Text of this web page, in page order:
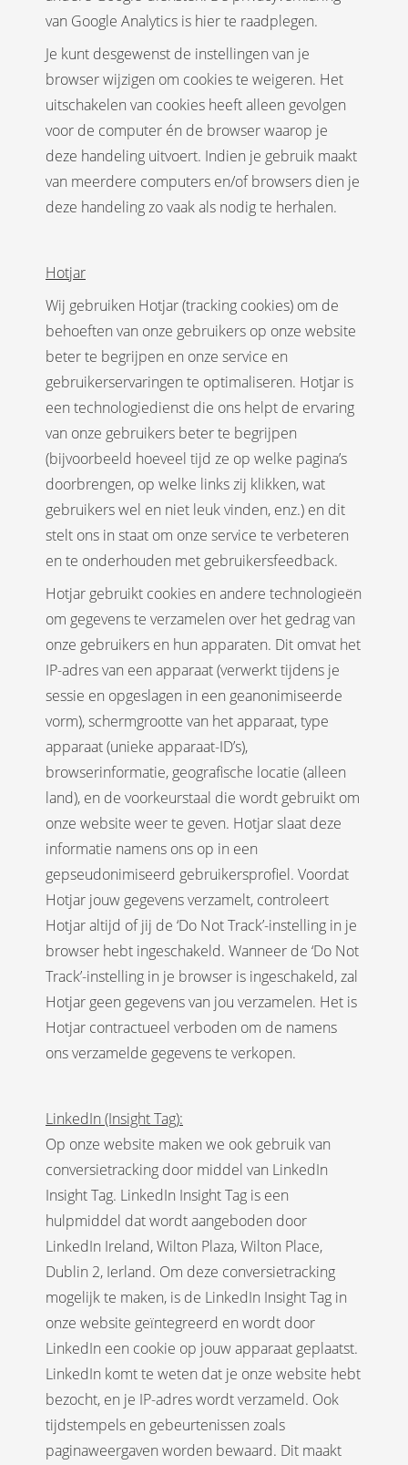
van Google Analytics is hier te raadplegen.
Je kunt desgewenst de instellingen van je
browser wijzigen om cookies te weigeren. Het
uitschakelen van cookies heeft alleen gevolgen
voor de computer én de browser waarop je
deze handeling uitvoert. Indien je gebruik maakt
van meerdere computers en/of browsers dien je
deze handeling zo vaak als nodig te herhalen.
Hotjar
Wij gebruiken Hotjar (tracking cookies) om de
behoeften van onze gebruikers op onze website
beter te begrijpen en onze service en
gebruikerservaringen te optimaliseren. Hotjar is
een technologiedienst die ons helpt de ervaring
van onze gebruikers beter te begrijpen
(bijvoorbeeld hoeveel tijd ze op welke pagina’s
doorbrengen, op welke links zij klikken, wat
gebruikers wel en niet leuk vinden, enz.) en dit
stelt ons in staat om onze service te verbeteren
en te onderhouden met gebruikersfeedback.
Hotjar gebruikt cookies en andere technologieën
om gegevens te verzamelen over het gedrag van
onze gebruikers en hun apparaten. Dit omvat het
IP-adres van een apparaat (verwerkt tijdens je
sessie en opgeslagen in een geanonimiseerde
vorm), schermgrootte van het apparaat, type
apparaat (unieke apparaat-ID’s),
browserinformatie, geografische locatie (alleen
land), en de voorkeurstaal die wordt gebruikt om
onze website weer te geven. Hotjar slaat deze
informatie namens ons op in een
gepseudonimiseerd gebruikersprofiel. Voordat
Hotjar jouw gegevens verzamelt, controleert
Hotjar altijd of jij de ‘Do Not Track’-instelling in je
browser hebt ingeschakeld. Wanneer de ‘Do Not
Track’-instelling in je browser is ingeschakeld, zal
Hotjar geen gegevens van jou verzamelen. Het is
Hotjar contractueel verboden om de namens
ons verzamelde gegevens te verkopen.
LinkedIn (Insight Tag):
Op onze website maken we ook gebruik van
conversietracking door middel van LinkedIn
Insight Tag. LinkedIn Insight Tag is een
hulpmiddel dat wordt aangeboden door
LinkedIn Ireland, Wilton Plaza, Wilton Place,
Dublin 2, Ierland. Om deze conversietracking
mogelijk te maken, is de LinkedIn Insight Tag in
onze website geïntegreerd en wordt door
LinkedIn een cookie op jouw apparaat geplaatst.
LinkedIn komt te weten dat je onze website hebt
bezocht, en je IP-adres wordt verzameld. Ook
tijdstempels en gebeurtenissen zoals
paginaweergaven worden bewaard. Dit maakt